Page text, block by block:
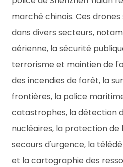
marché chinois. Ces
dans divers secteurs,
aérienne, la sécurité
terrorisme et maintien de
des incendies de forêt, la
frontières, la police
catastrophes, la détection
nucléaires, la protection de
secours d'urgence, la
et la cartographie des